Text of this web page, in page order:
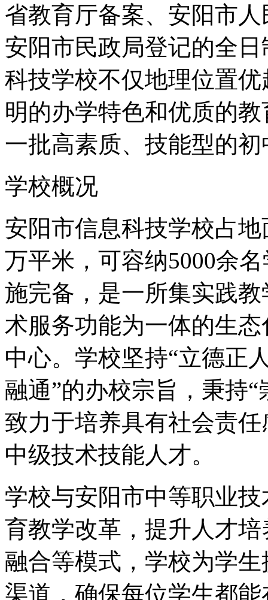
省教育厅备案、安阳市
安阳市民政局登记的全
科技学校不仅地理位置
明的办学特色和优质的
一批高素质、技能型的
学校概况
安阳市信息科技学校占
万平米，可容纳5000余
施完备，是一所集实践
术服务功能为一体的生
中心。学校坚持“立德正
融通”的办校宗旨，秉持
致力于培养具有社会责
中级技术技能人才。
学校与安阳市中等职业
育教学改革，提升人才
融合等模式，学校为学
渠道，确保每位学生都